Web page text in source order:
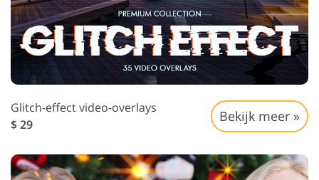
Glitch-effect video-overlays
$ 29
Bekijk meer »